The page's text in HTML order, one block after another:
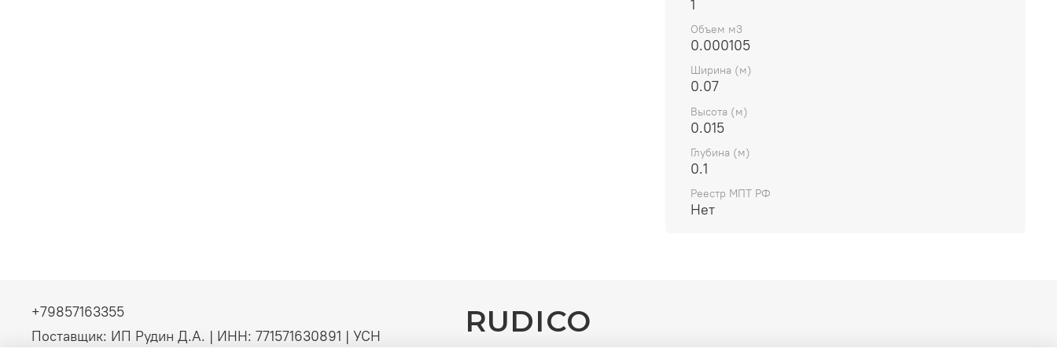
TBW твердотельного накопителя 28032 Тбайт
1
Объем м3
0.000105
Ширина (м)
0.07
Высота (м)
0.015
Глубина (м)
0.1
Реестр МПТ РФ
Нет
+79857163355
Поставщик: ИП Рудин Д.А. | ИНН: 771571630891 | УСН
RUDICO